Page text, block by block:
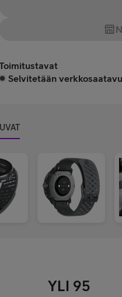
Selvitetään
YLI 95